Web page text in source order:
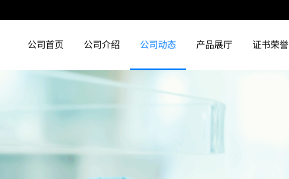
公司首页 公司介绍 公司动态 产品展厅 证书荣誉